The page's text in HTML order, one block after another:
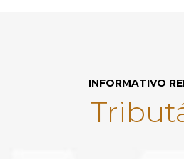
INFORMATIVO